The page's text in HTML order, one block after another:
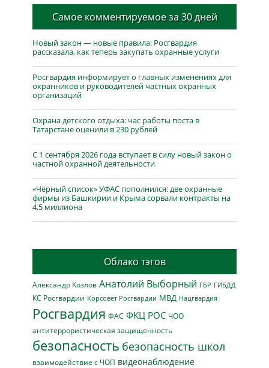
Самое комментируемое за 30 дней
Новый закон — новые правила: Росгвардия
рассказала, как теперь закупать охранные услуги
Росгвардия информирует о главных изменениях для
охранников и руководителей частных охранных
организаций
Охрана детского отдыха: час работы поста в
Татарстане оценили в 230 рублей
С 1 сентября 2026 года вступает в силу новый закон о
частной охранной деятельности
«Чёрный список» УФАС пополнился: две охранные
фирмы из Башкирии и Крыма сорвали контракты на
4,5 миллиона
Облако тэгов
Александр Козлов Анатолий Выборный ГБР ГИБДД
КС Росгвардии Корсовет Росгвардии МВД Нацгвардия
Росгвардия ФАС ФКЦ РОС ЧОО
антитеррористическая защищенность
безопасность безопасность школ
взаимодействие с ЧОП видеонаблюдение